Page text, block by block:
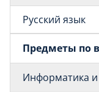
Русский язык
Предметы по
Информатика